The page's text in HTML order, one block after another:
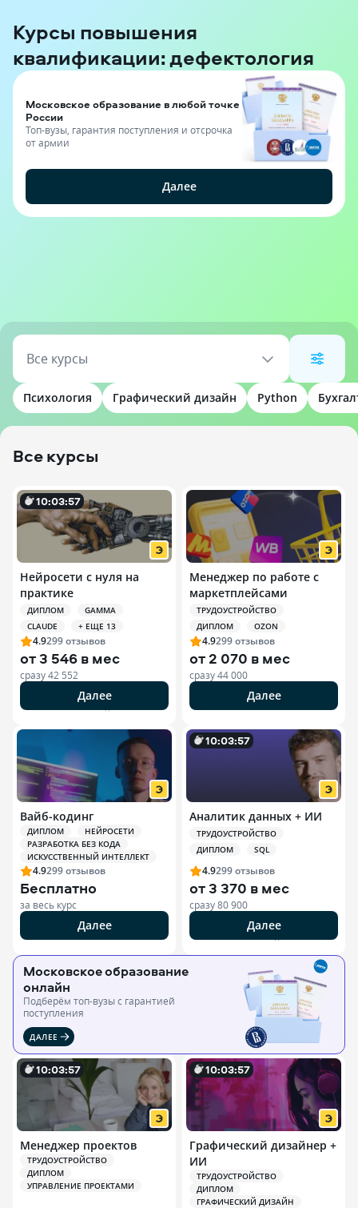
Курсы повышения
квалификации: дефектология
Московское образование в любой точке
России
Топ-вузы, гарантия поступления и отсрочка
от армии
Далее
Все курсы
Психология Графический дизайн Python
Все курсы
10:03:55
Нейросети с нуля на
практике
ДИПЛОМ
GAMMA
CLAUDE
+ ЕЩЕ 13
4.9299отзывов
от3 546 в мес
сразу42 552
Далее
Менеджер по работе с
маркетплейсами
ТРУДОУСТРОЙСТВО
ДИПЛОМ
OZON
4.9299отзывов
от2 070 в мес
сразу44 000
Далее
Вайб-кодинг
ДИПЛОМ
НЕЙРОСЕТИ
РАЗРАБОТКА БЕЗ КОДА
ИСКУССТВЕННЫЙ ИНТЕЛЛЕКТ
4.9299отзывов
Бесплатно
за весь курс
Далее
10:03:55
Аналитик данных + ИИ
ТРУДОУСТРОЙСТВО
ДИПЛОМ
SQL
4.9299отзывов
от3 370 в мес
сразу80 900
Далее
Московское образование
онлайн
Подберём топ-вузы c гарантией
поступления
ДАЛЕЕ
10:03:55
Менеджер проектов
ТРУДОУСТРОЙСТВО
ДИПЛОМ
УПРАВЛЕНИЕ ПРОЕКТАМИ
10:03:55
Графический дизайнер +
ИИ
ТРУДОУСТРОЙСТВО
ДИПЛОМ
ГРАФИЧЕСКИЙ ДИЗАЙН